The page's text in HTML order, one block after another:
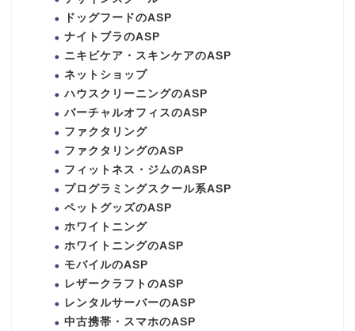
ドッグフードのASP
ナイトブラのASP
ニキビケア・スキンケアのASP
ネットショップ
ハウスクリーニングのASP
バーチャルオフィスのASP
ファクタリング
ファクタリングのASP
フィットネス・ジムのASP
プログラミングスクール系ASP
ペットグッズのASP
ホワイトニング
ホワイトニングのASP
モバイルのASP
レザークラフトのASP
レンタルサーバーのASP
中古携帯・スマホのASP